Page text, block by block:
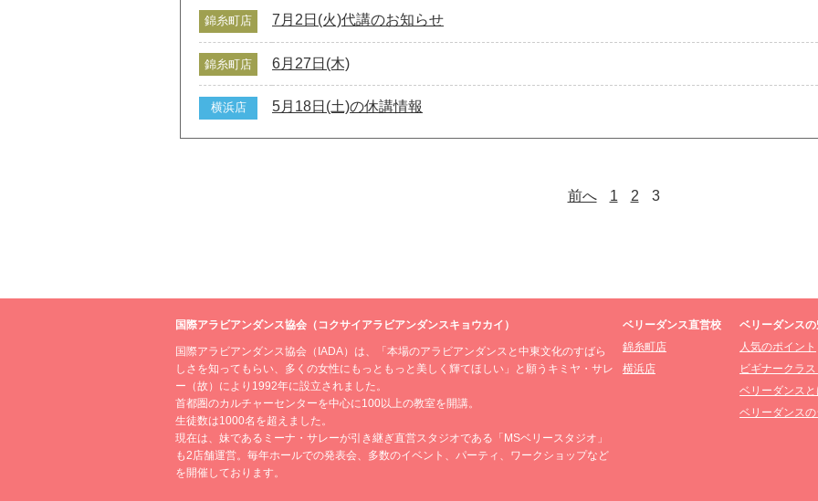
錦糸町店 7月2日(火)代講のお知らせ
錦糸町店 6月27日(木)
横浜店 5月18日(土)の休講情報
前へ 1 2 3
国際アラビアンダンス協会（コクサイアラビアンダンスキョウカイ）
国際アラビアンダンス協会（IADA）は、「本場のアラビアンダンスと中東文化のすばら
しさを知ってもらい、多くの女性にもっともっと美しく輝てほしい」と願うキミヤ・サレ
ー（故）により1992年に設立されました。
首都圏のカルチャーセンターを中心に100以上の教室を開講。
生徒数は1000名を超えました。
現在は、妹であるミーナ・サレーが引き継ぎ直営スタジオである「MSベリースタジオ」
も2店舗運営。毎年ホールでの発表会、多数のイベント、パーティ、ワークショップなど
を開催しております。
ベリーダンス直営校
錦糸町店
横浜店
ベリーダンス
人気のポイント
ビギナークラ
ベリーダンス
ベリーダンス